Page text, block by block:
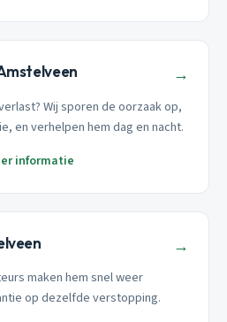
→
Wij sporen de oorzaak op,
en verhelpen hem dag en nacht.
informatie
→
maken hem snel weer
op dezelfde verstopping.